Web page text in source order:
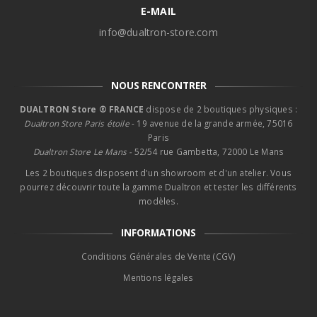
E-MAIL
info@dualtron-store.com
NOUS RENCONTRER
DUALTRON Store ® FRANCE dispose de 2 boutiques physiques :
Dualtron Store Paris étoile- 19 avenue de la grande armée, 75016
Paris
Dualtron Store Le Mans - 52/54 rue Gambetta, 72000 Le Mans
Les 2 boutiques disposent d'un showroom et d'un atelier. Vous
pourrez découvrir toute la gamme Dualtron et tester les différents
modèles.
INFORMATIONS
Conditions Générales de Vente (CGV)
Mentions légales